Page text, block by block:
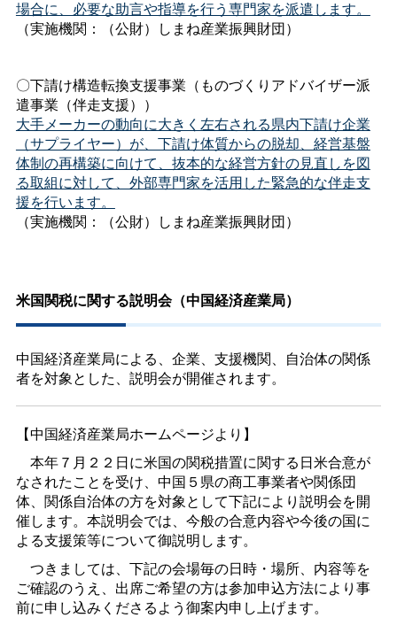
場合に、必要な助言や指導を行う専門家を派遣します。
（実施機関：（公財）しまね産業振興財団）
〇下請け構造転換支援事業（ものづくりアドバイザー派
遣事業（伴走支援））
大手メーカーの動向に大きく左右される県内下請け企業
（サプライヤー）が、下請け体質からの脱却、経営基盤
体制の再構築に向けて、抜本的な経営方針の見直しを図
る取組に対して、外部専門家を活用した緊急的な伴走支
援を行います。
（実施機関：（公財）しまね産業振興財団）
米国関税に関する説明会（中国経済産業局）
中国経済産業局による、企業、支援機関、自治体の関係
者を対象とした、説明会が開催されます。
【中国経済産業局ホームページより】
本年７月２２日に米国の関税措置に関する日米合意が
なされたことを受け、中国５県の商工事業者や関係団
体、関係自治体の方を対象として下記により説明会を開
催します。本説明会では、今般の合意内容や今後の国に
よる支援策等について御説明します。
つきましては、下記の会場毎の日時・場所、内容等を
ご確認のうえ、出席ご希望の方は参加申込方法により事
前に申し込みくださるよう御案内申し上げます。